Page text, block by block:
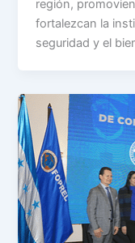
región,
fortalezcan la
seguridad y el